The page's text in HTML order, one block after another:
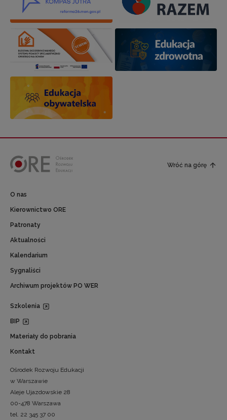
Wróć na górę
O nas
Kierownictwo ORE
Patronaty
Aktualności
Kalendarium
Sygnaliści
Archiwum projektów PO WER
Szkolenia
BIP
Materiały do pobrania
Kontakt
Ośrodek Rozwoju Edukacji
w Warszawie
Aleje Ujazdowskie 28
00-478 Warszawa
tel. 22 345 37 00